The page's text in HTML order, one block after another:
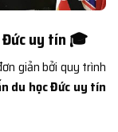
uy tín 🎓
giản bởi quy trình
du học Đức uy tín